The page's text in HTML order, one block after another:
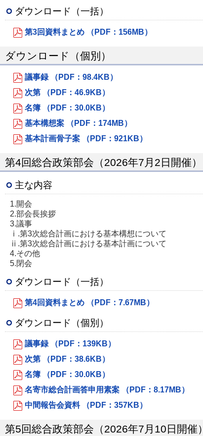
ダウンロード（一括）
第3回資料まとめ （PDF：156MB）
ダウンロード（個別）
議事録 （PDF：98.4KB）
次第 （PDF：46.9KB）
名簿 （PDF：30.0KB）
基本構想案 （PDF：174MB）
基本計画骨子案 （PDF：921KB）
第4回総合政策部会（2026年7月2日開催）
主な内容
1.開会
2.部会長挨拶
3.議事
ⅰ.第3次総合計画における基本構想について
ⅱ.第3次総合計画における基本計画について
4.その他
5.閉会
ダウンロード（一括）
第4回資料まとめ （PDF：7.67MB）
ダウンロード（個別）
議事録 （PDF：139KB）
次第 （PDF：38.6KB）
名簿 （PDF：30.0KB）
名寄市総合計画答申用素案 （PDF：8.17MB）
中間報告会資料 （PDF：357KB）
第5回総合政策部会（2026年7月10日開催）